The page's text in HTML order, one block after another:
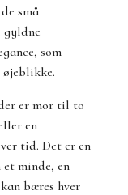
små
gyldne
som
er mor til to
en
tid. Det er en
minde, en
bæres hver